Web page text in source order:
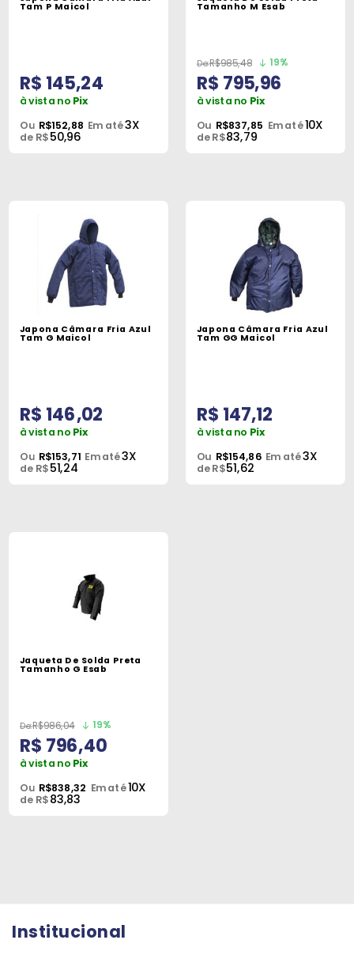
Máquinas
Materiais
de
Hidráulicos
Pneumáticos
Tintas
Químicos
Acessórios
Mecânica
Tam P Maicol
R$ 145,24
à vista no Pix
Ou R$152,88 Em até3X
de R$50,96
Tamanho M Esab
R$985,48 19%
R$ 795,96
à vista no Pix
Ou R$837,85 Em até10X
de R$83,79
Japona Câmara Fria Azul
Tam G Maicol
R$ 146,02
à vista no Pix
Ou R$153,71 Em até3X
de R$51,24
Japona Câmara Fria Azul
Tam GG Maicol
R$ 147,12
à vista no Pix
Ou R$154,86 Em até3X
de R$51,62
Jaqueta De Solda Preta
Tamanho G Esab
R$986,04 19%
R$ 796,40
à vista no Pix
Ou R$838,32 Em até10X
de R$83,83
Institucional